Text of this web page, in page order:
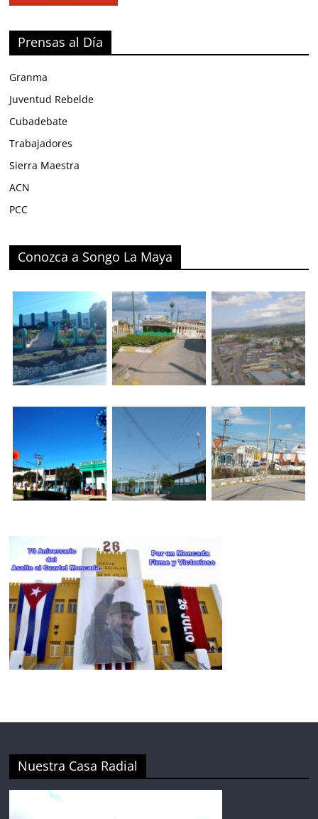
Prensas al Día
Granma
Juventud Rebelde
Cubadebate
Trabajadores
Sierra Maestra
ACN
PCC
Conozca a Songo La Maya
Nuestra Casa Radial